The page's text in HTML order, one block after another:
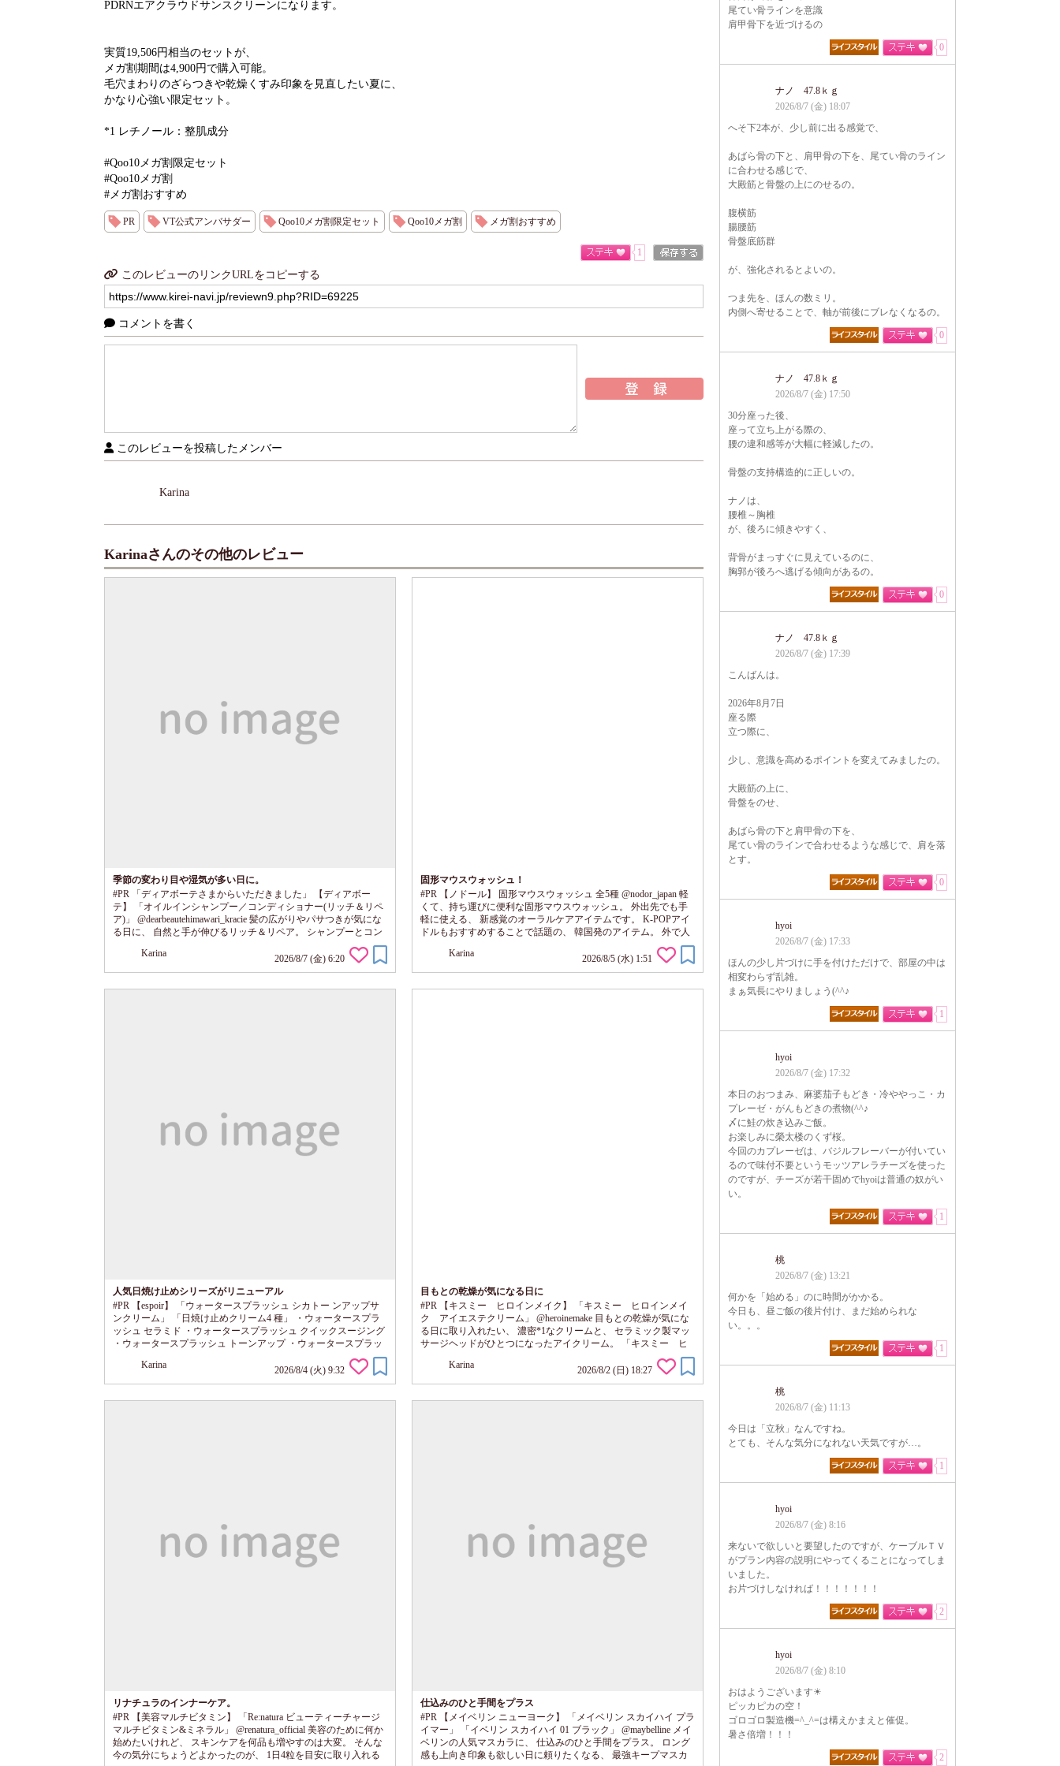
PDRNエアクラウドサンスクリーンになります。
実質19,506円相当のセットが、
メガ割期間は4,900円で購入可能。
毛穴まわりのざらつきや乾燥くすみ印象を見直したい夏に、
かなり心強い限定セット。
*1 レチノール：整肌成分
#Qoo10メガ割限定セット
#Qoo10メガ割
#メガ割おすすめ
PR VT公式アンバサダー Qoo10メガ割限定セット Qoo10メガ割 メガ割おすすめ
1
このレビューのリンクURLをコピーする
コメントを書く
このレビューを投稿したメンバー
Karina
Karinaさんのその他のレビュー
季節の変わり目や湿気が多い日に。
#PR 「ディアボーテさまからいただきました」 【ディアボー
テ】 「オイルインシャンプー／コンディショナー(リッチ＆リペ
ア)」 @dearbeautehimawari_kracie 髪の広がりやパサつきが気にな
る日に、 自然と手が伸びるリッチ＆リペア。 シャンプーとコン
ディショナーをセットで使ってみた。 季節の変わり目や湿気が
多い日は、 朝きれいに整えても、 気づけば髪がふわっと広がり
がち。 そんな扱いにくさを感じる髪に寄り添うのが、 ディアボ
Karina 2026/8/7 (金) 6:20
固形マウスウォッシュ！
#PR 【ノドール】 固形マウスウォッシュ 全5種 @nodor_japan 軽
くて、持ち運びに便利な固形マウスウォッシュ。 外出先でも手
軽に使える、 新感覚のオーラルケアアイテムです。 K-POPアイ
ドルもおすすめすることで話題の、 韓国発のアイテム。 外で人
と会う前や、食後に口の中が気になるタイミングで、 バッグか
らサッと取り出せるのが便利。 1粒を口に入れて噛むと、超微細
な泡がお口の中に広がって、 水なしでもすっきりとした使い心
Karina 2026/8/5 (水) 1:51
人気日焼け止めシリーズがリニューアル
#PR 【espoir】 「ウォータースプラッシュ シカトー ンアップサ
ンクリーム」 「日焼け止めクリーム4 種」 ・ウォータースプラ
ッシュ セラミド ・ウォータースプラッシュ クイックスージング
・ウォータースプラッシュ トーンアップ ・ウォータースプラッ
シュ タングロウ @espoir_jp エスポアの人気日焼け止めシリーズ
がリニューアル。 なりたい肌印象や好みの仕上がりに合わせて
選べる、 4種類のラインナップに。 今回使ったシカトーンアップ
Karina 2026/8/4 (火) 9:32
目もとの乾燥が気になる日に
#PR 【キスミー ヒロインメイク】 「キスミー ヒロインメイ
ク アイエステクリーム」 @heroinemake 目もとの乾燥が気にな
る日に取り入れたい、 濃密*1なクリームと、 セラミック製マッ
サージヘッドがひとつになったアイクリーム。 「キスミー ヒ
ロインメイク アイエステクリーム」を、 約2週間じっくり使っ
てみた。 とろけるようになじむクリームは、 重たさを感じにく
いのに、 目もとを包み込むようなしっとりとした使い心地。 特
Karina 2026/8/2 (日) 18:27
リナチュラのインナーケア。
#PR 【美容マルチビタミン】 「Re:natura ビューティーチャージ
マルチビタミン&ミネラル」 @renatura_official 美容のために何か
始めたいけれど、 スキンケアを何品も増やすのは大変。 そんな
今の気分にちょうどよかったのが、 1日4粒を目安に取り入れる
仕込みのひと手間をプラス
#PR 【メイベリン ニューヨーク】 「メイベリン スカイハイ プラ
イマー」 「イベリン スカイハイ 01 ブラック」 @maybelline メイ
ベリンの人気マスカラに、 仕込みのひと手間をプラス。 ロング
感も上向き印象も欲しい日に頼りたくなる、 最強キープマスカ
尾てい骨ラインを意識
肩甲骨下を近づけるの
0
ナノ 47.8ｋｇ
2026/8/7 (金) 18:07
へそ下2本が、少し前に出る感覚で、
あばら骨の下と、肩甲骨の下を、尾てい骨のライン
に合わせる感じで、
大殿筋と骨盤の上にのせるの。
腹横筋
腸腰筋
骨盤底筋群
が、強化されるとよいの。
つま先を、ほんの数ミリ。
内側へ寄せることで、軸が前後にブレなくなるの。
0
ナノ 47.8ｋｇ
2026/8/7 (金) 17:50
30分座った後、
座って立ち上がる際の、
腰の違和感等が大幅に軽減したの。
骨盤の支持構造的に正しいの。
ナノは、
腰椎～胸椎
が、後ろに傾きやすく、
背骨がまっすぐに見えているのに、
胸郭が後ろへ逃げる傾向があるの。
0
ナノ 47.8ｋｇ
2026/8/7 (金) 17:39
こんばんは。
2026年8月7日
座る際
立つ際に、
少し、意識を高めるポイントを変えてみましたの。
大殿筋の上に、
骨盤をのせ、
あばら骨の下と肩甲骨の下を、
尾てい骨のラインで合わせるような感じで、肩を落
とす。
0
hyoi
2026/8/7 (金) 17:33
ほんの少し片づけに手を付けただけで、部屋の中は
相変わらず乱雑。
まぁ気長にやりましょう(^^♪
1
hyoi
2026/8/7 (金) 17:32
本日のおつまみ、麻婆茄子もどき・冷ややっこ・カ
プレーゼ・がんもどきの煮物(^^♪
〆に鮭の炊き込みご飯。
お楽しみに榮太楼のくず桜。
今回のカプレーゼは、バジルフレーバーが付いてい
るので味付不要というモッツアレラチーズを使った
のですが、チーズが若干固めでhyoiは普通の奴がい
い。
1
桃
2026/8/7 (金) 13:21
何かを「始める」のに時間がかかる。
今日も、昼ご飯の後片付け、まだ始められな
い。。。
1
桃
2026/8/7 (金) 11:13
今日は「立秋」なんですね。
とても、そんな気分になれない天気ですが…。
1
hyoi
2026/8/7 (金) 8:16
来ないで欲しいと要望したのですが、ケーブルＴＶ
がプラン内容の説明にやってくることになってしま
いました。
お片づけしなければ！！！！！！！
2
hyoi
2026/8/7 (金) 8:10
おはようございます☀
ピッカピカの空！
ゴロゴロ製造機=^_^=は構えかまえと催促。
暑さ倍増！！！
2